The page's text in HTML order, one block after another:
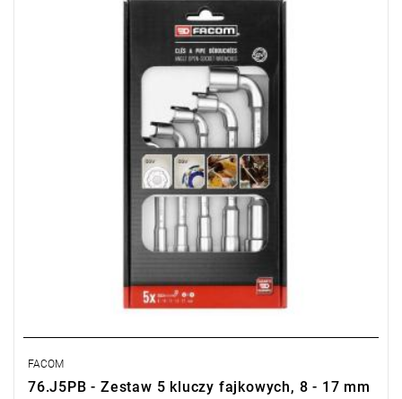
• Ilość elementów w zestawie: 5
• Zestaw zawiera rozmiary: 8 - 10 - 11 - 13 - 17 mm
FACOM
76.J5PB - Zestaw 5 kluczy fajkowych, 8 - 17 mm